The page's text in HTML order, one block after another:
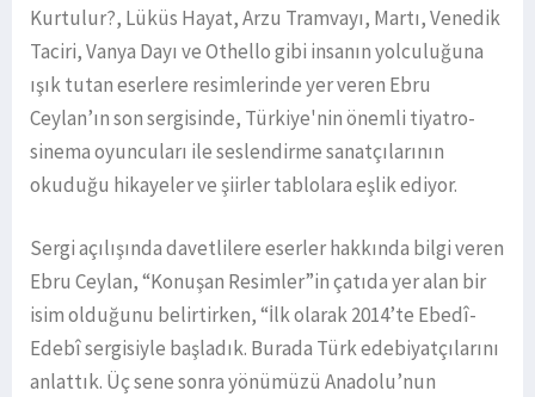
Kurtulur?, Lüküs Hayat, Arzu Tramvayı, Martı, Venedik
Taciri, Vanya Dayı ve Othello gibi insanın yolculuğuna
ışık tutan eserlere resimlerinde yer veren Ebru
Ceylan’ın son sergisinde, Türkiye'nin önemli tiyatro-
sinema oyuncuları ile seslendirme sanatçılarının
okuduğu hikayeler ve şiirler tablolara eşlik ediyor.
Sergi açılışında davetlilere eserler hakkında bilgi veren
Ebru Ceylan, “Konuşan Resimler”in çatıda yer alan bir
isim olduğunu belirtirken, “İlk olarak 2014’te Ebedî-
Edebî sergisiyle başladık. Burada Türk edebiyatçılarını
anlattık. Üç sene sonra yönümüzü Anadolu’nun